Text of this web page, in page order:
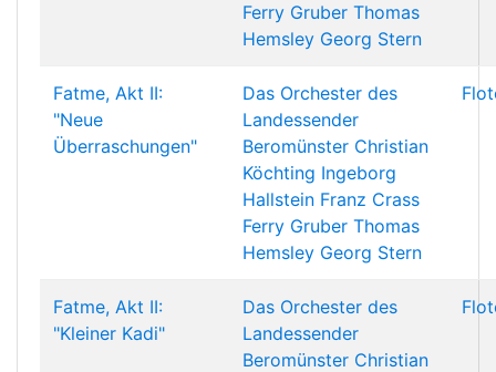
Ferry Gruber Thomas
Hemsley Georg Stern
Fatme, Akt II:
"Neue
Überraschungen"
Das Orchester des
Landessender
Beromünster Christian
Köchting Ingeborg
Hallstein Franz Crass
Ferry Gruber Thomas
Hemsley Georg Stern
Fatme, Akt II:
"Kleiner Kadi"
Das Orchester des
Landessender
Beromünster Christian